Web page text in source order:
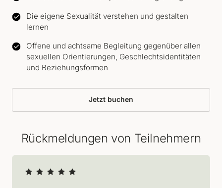
Die eigene Sexualität verstehen und gestalten
lernen
Offene und achtsame Begleitung gegenüber allen
sexuellen Orientierungen, Geschlechtsidentitäten
und Beziehungsformen
Jetzt buchen
Rückmeldungen von Teilnehmern